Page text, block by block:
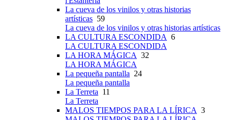
La cueva de los vinilos y otras historias
artísticas 59
La cueva de los vinilos y otras historias artísticas
LA CULTURA ESCONDIDA 6
LA CULTURA ESCONDIDA
LA HORA MÁGICA 32
LA HORA MÁGICA
La pequeña pantalla 24
La pequeña pantalla
La Terreta 11
La Terreta
MALOS TIEMPOS PARA LA LÍRICA 3